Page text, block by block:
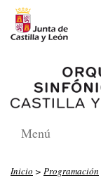
Menú
Inicio > Programación